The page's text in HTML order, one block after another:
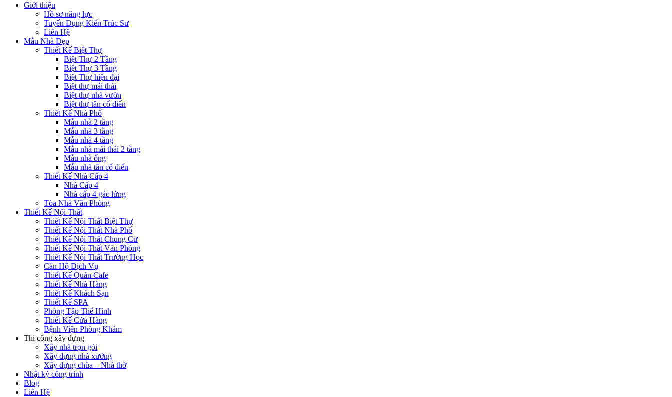
Giới thiệu
Hồ sơ năng lực
Tuyển Dụng Kiến Trúc Sư
Liên Hệ
Mẫu Nhà Đẹp
Thiết Kế Biệt Thự
Biệt Thự 2 Tầng
Biệt Thự 3 Tầng
Biệt Thự hiện đại
Biệt thự mái thái
Biệt thự nhà vườn
Biệt thự tân cổ điển
Thiết Kế Nhà Phố
Mẫu nhà 2 tầng
Mẫu nhà 3 tầng
Mẫu nhà 4 tầng
Mẫu nhà mái thái 2 tầng
Mẫu nhà ống
Mẫu nhà tân cổ điển
Thiết Kế Nhà Cấp 4
Nhà Cấp 4
Nhà cấp 4 gác lửng
Tòa Nhà Văn Phòng
Thiết Kế Nội Thất
Thiết Kế Nội Thất Biệt Thự
Thiết Kế Nội Thất Nhà Phố
Thiết Kế Nội Thất Chung Cư
Thiết Kế Nội Thất Văn Phòng
Thiết Kế Nội Thất Trường Học
Căn Hộ Dịch Vụ
Thiết Kế Quán Cafe
Thiết Kế Nhà Hàng
Thiết Kế Khách Sạn
Thiết Kế SPA
Phòng Tập Thể Hình
Thiết Kế Cửa Hàng
Bệnh Viện Phòng Khám
Thi công xây dựng
Xây nhà trọn gói
Xây dựng nhà xưởng
Xây dựng chùa – Nhà thờ
Nhật ký công trình
Blog
Liên Hệ